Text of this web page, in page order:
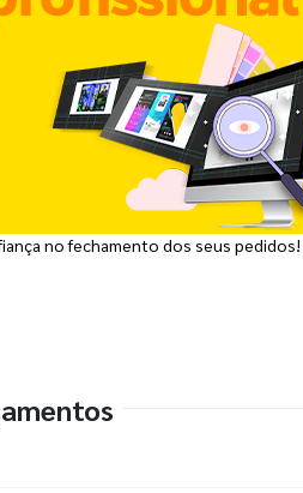
no fechamento dos seus pedidos!